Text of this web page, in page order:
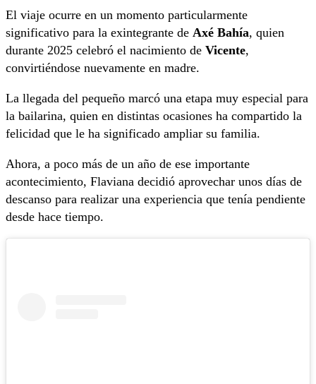
El viaje ocurre en un momento particularmente
significativo para la exintegrante de Axé Bahía, quien
durante 2025 celebró el nacimiento de Vicente,
convirtiéndose nuevamente en madre.
La llegada del pequeño marcó una etapa muy especial para
la bailarina, quien en distintas ocasiones ha compartido la
felicidad que le ha significado ampliar su familia.
Ahora, a poco más de un año de ese importante
acontecimiento, Flaviana decidió aprovechar unos días de
descanso para realizar una experiencia que tenía pendiente
desde hace tiempo.